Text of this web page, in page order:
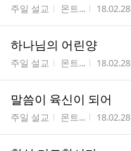
게시판명
주일 설교 작성자
몬트... 작성시간
18.02.28
하나님의 어린양
게시판명
주일 설교 작성자
몬트... 작성시간
18.02.28
말씀이 육신이 되어
게시판명
주일 설교 작성자
몬트... 작성시간
18.02.28